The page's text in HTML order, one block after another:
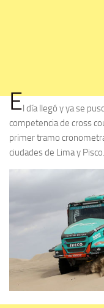
El día llegó y ya se
competencia de cross
primer tramo
ciudades de Lima y Pisco.